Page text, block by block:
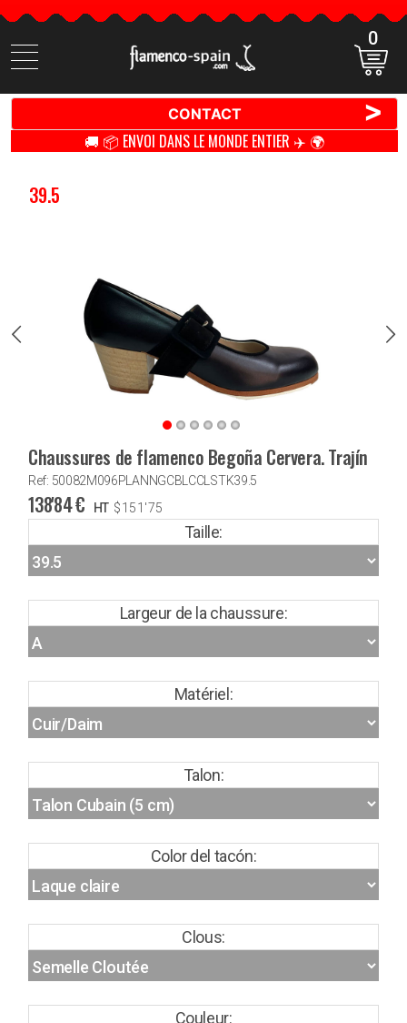
Cherchez
des
0
CONTACT >
🚚 📦 ENVOI DANS LE MONDE ENTIER ✈️ 🌍
39.5
Chaussures de flamenco Begoña Cervera. Trajín
Ref: 50082M096PLANNGCBLCCLSTK39.5
138'84€ HT $151'75
Taille:
Largeur de la chaussure:
Matériel:
Talon:
Color del tacón:
Clous:
Couleur: